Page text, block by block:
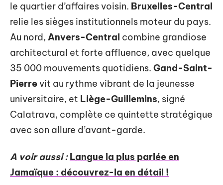
le quartier d’affaires voisin. Bruxelles-Central
relie les sièges institutionnels moteur du pays.
Au nord, Anvers-Central combine grandiose
architectural et forte affluence, avec quelque
35 000 mouvements quotidiens. Gand-Saint-
Pierrevit au rythme vibrant de la jeunesse
universitaire, et Liège-Guillemins, signé
Calatrava, complète ce quintette stratégique
avec son allure d’avant-garde.
A voir aussi : Langue la plus parlée en
Jamaïque : découvrez-la en détail !